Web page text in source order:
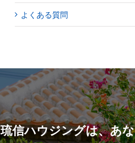
よくある質問
琉信ハウジングは、あ